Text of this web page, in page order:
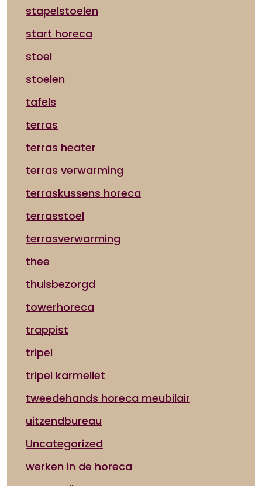
stapelstoelen
start horeca
stoel
stoelen
tafels
terras
terras heater
terras verwarming
terraskussens horeca
terrasstoel
terrasverwarming
thee
thuisbezorgd
towerhoreca
trappist
tripel
tripel karmeliet
tweedehands horeca meubilair
uitzendbureau
Uncategorized
werken in de horeca